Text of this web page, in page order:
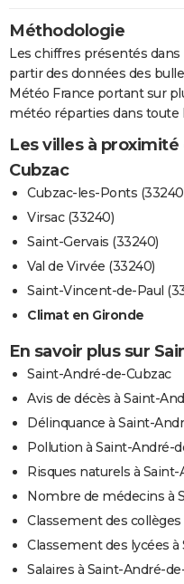
Méthodologie
Les chiffres présentés
partir des données des
Météo France portant sur
météo réparties dans toute
Les villes à
Cubzac
Cubzac-les-Ponts
Virsac (33240)
Saint-Gervais (33240)
Val de Virvée (33240)
Saint-Vincent-de-Paul
Climat en Gironde
En savoir plus sur
Saint-André-de-Cubzac
Avis de décès à Saint-
Délinquance à Saint-
Pollution à Saint-André-
Risques naturels à
Nombre de médecins à
Classement des
Classement des lycées
Salaires à Saint-André-